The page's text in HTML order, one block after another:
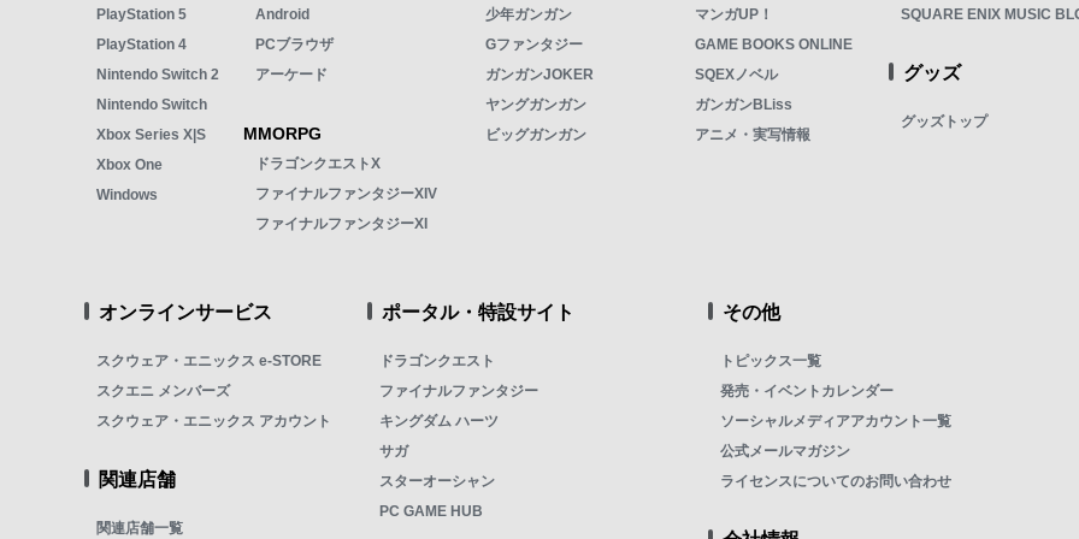
PlayStation 5
PlayStation 4
Nintendo Switch 2
Nintendo Switch
Xbox Series X|S
Xbox One
Windows
Android
PCブラウザ
アーケード
MMORPG
ドラゴンクエストX
ファイナルファンタジーXIV
ファイナルファンタジーXI
少年ガンガン
Gファンタジー
ガンガンJOKER
ヤングガンガン
ビッグガンガン
マンガUP！
GAME BOOKS ONLINE
SQEXノベル
ガンガンBLiss
アニメ・実写情報
SQUARE ENIX MUSIC
グッズ
グッズトップ
オンラインサービス
スクウェア・エニックス e-STORE
スクエニ メンバーズ
スクウェア・エニックス アカウント
関連店舗
関連店舗一覧
ポータル・特設サイト
ドラゴンクエスト
ファイナルファンタジー
キングダム ハーツ
サガ
スターオーシャン
PC GAME HUB
その他
トピックス一覧
発売・イベントカレンダー
ソーシャルメディアアカウント一覧
公式メールマガジン
ライセンスについてのお問い合わせ